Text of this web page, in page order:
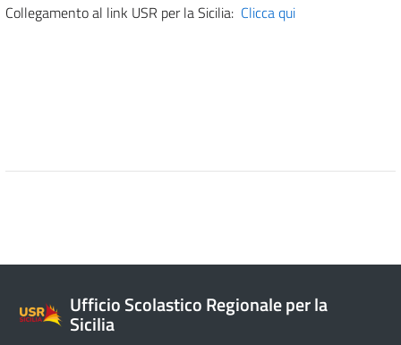
Collegamento al link USR per la Sicilia: Clicca qui
Ufficio Scolastico Regionale per la
Sicilia